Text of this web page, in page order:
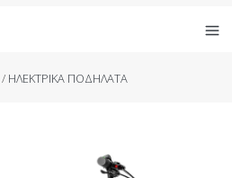
/ ΗΛΕΚΤΡΙΚΑ ΠΟΔΗΛΑΤΑ